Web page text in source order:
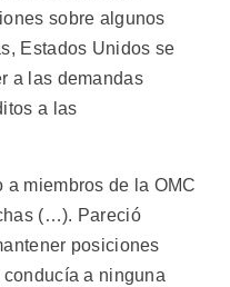
sobre algunos
Estados Unidos se
a las demandas
a las
a miembros de la OMC
(…). Pareció
posiciones
a ninguna